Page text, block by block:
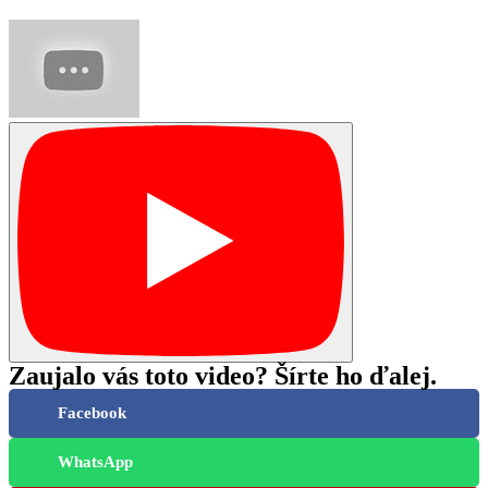
Zaujalo vás toto video? Šírte ho ďalej.
Facebook
WhatsApp